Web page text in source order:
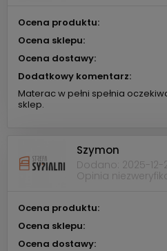
Ocena produktu:
Ocena sklepu:
Ocena dostawy:
Dodatkowy komentarz:
Materac w pełni spełnia
sklep.
Szymon
Dodano: 2025-12-
Opinia
Ocena produktu:
Ocena sklepu:
Ocena dostawy: